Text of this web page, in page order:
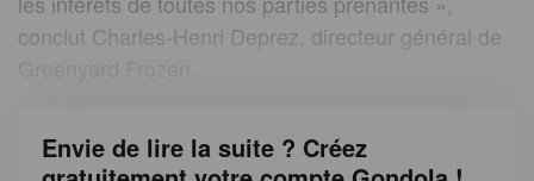
conclut Charles-Henri Deprez, directeur général de
Envie de lire la suite ? Créez